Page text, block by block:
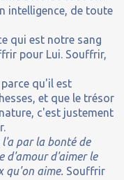
intelligence, de toute
qui est notre sang
pour Lui. Souffrir,
qu'il est
et que le trésor
c'est justement
par la bonté de
d'amour d'aimer le
qu'on aime. Souffrir